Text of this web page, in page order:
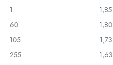
1
60
105
255